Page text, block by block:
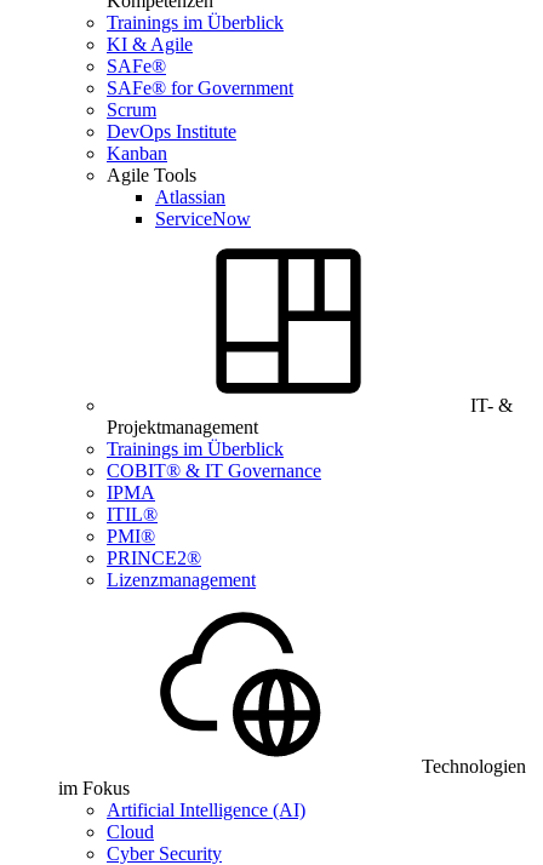
Trainings im Überblick
KI & Agile
SAFe®
SAFe® for Government
Scrum
DevOps Institute
Kanban
Agile Tools
Atlassian
ServiceNow
IT- &
Projektmanagement
Trainings im Überblick
COBIT® & IT Governance
IPMA
ITIL®
PMI®
PRINCE2®
Lizenzmanagement
Technologien
im Fokus
Artificial Intelligence (AI)
Cloud
Cyber Security